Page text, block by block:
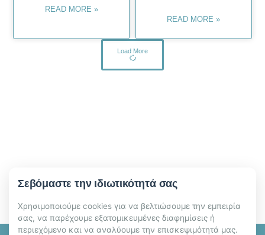
READ MORE »
READ MORE »
Load More
Σεβόμαστε την ιδιωτικότητά σας
Χρησιμοποιούμε cookies για να βελτιώσουμε την εμπειρία
σας, να παρέχουμε εξατομικευμένες διαφημίσεις ή
περιεχόμενο και να αναλύουμε την επισκεψιμότητά μας.